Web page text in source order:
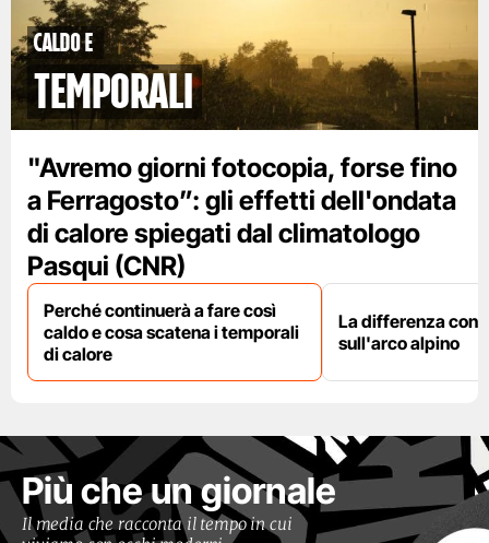
caldo e
temporali
"Avremo giorni fotocopia, forse fino
a Ferragosto”: gli effetti dell'ondata
di calore spiegati dal climatologo
Pasqui (CNR)
Perché continuerà a fare così
caldo e cosa scatena i temporali
di calore
La differenza con
sull'arco alpino
Più che un giornale
Il media che racconta il tempo in cui